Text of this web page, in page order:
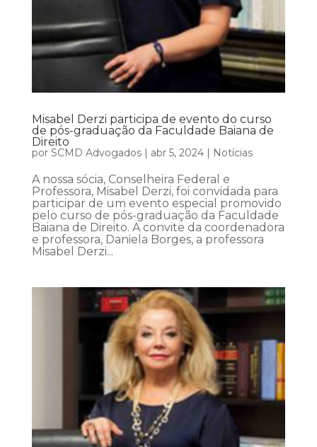
Misabel Derzi participa de evento do curso
de pós-graduação da Faculdade Baiana de
Direito
por SCMD Advogados| abr 5, 2024| Notícias
A nossa sócia, Conselheira Federal e
Professora, Misabel Derzi, foi convidada para
participar de um evento especial promovido
pelo curso de pós-graduação da Faculdade
Baiana de Direito. A convite da coordenadora
e professora, Daniela Borges, a professora
Misabel Derzi...